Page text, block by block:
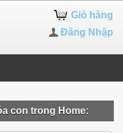
Giỏ hàng
Đăng Nhập
con trong Home: